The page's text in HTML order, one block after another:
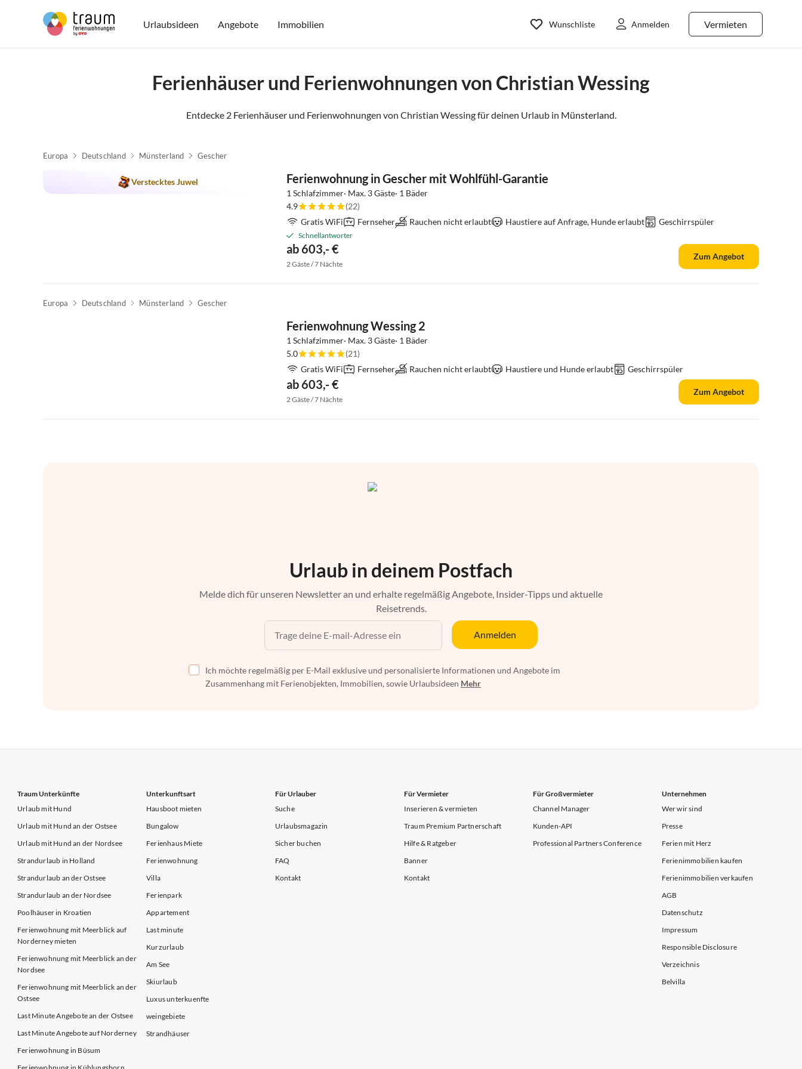
Urlaubsideen Angebote Immobilien Vermieten
Wunschliste Anmelden
Ferienhäuser und Ferienwohnungen von Christian Wessing
Entdecke 2 Ferienhäuser und Ferienwohnungen von Christian Wessing für deinen Urlaub in Münsterland.
Europa Deutschland Münsterland Gescher
Verstecktes Juwel Ferienwohnung in Gescher mit Wohlfühl-Garantie
1 Schlafzimmer· Max. 3 Gäste· 1 Bäder
4.9
(22)
Gratis WiFi
Fernseher Rauchen nicht erlaubt Haustiere auf Anfrage, Hunde erlaubt Geschirrspüler
Schnellantworter
ab 603,- €
2 Gäste / 7 Nächte
Zum Angebot
Europa Deutschland Münsterland Gescher
Ferienwohnung Wessing 2
1 Schlafzimmer· Max. 3 Gäste· 1 Bäder
5.0
(21)
Gratis WiFi
Fernseher Rauchen nicht erlaubt Haustiere und Hunde erlaubt Geschirrspüler
ab 603,- €
2 Gäste / 7 Nächte
Zum Angebot
Urlaub in deinem Postfach
Melde dich für unseren Newsletter an und erhalte regelmäßig Angebote, Insider-Tipps und aktuelle
Reisetrends.
Anmelden
Ich möchte regelmäßig per E-Mail exklusive und personalisierte Informationen und Angebote im
Zusammenhang mit Ferienobjekten, Immobilien, sowie Urlaubsideen Mehr
Traum Unterkünfte
Urlaub mit Hund
Urlaub mit Hund an der Ostsee
Urlaub mit Hund an der Nordsee
Strandurlaub in Holland
Strandurlaub an der Ostsee
Strandurlaub an der Nordsee
Poolhäuser in Kroatien
Ferienwohnung mit Meerblick auf
Norderney mieten
Ferienwohnung mit Meerblick an der
Nordsee
Ferienwohnung mit Meerblick an der
Ostsee
Last Minute Angebote an der Ostsee
Last Minute Angebote auf Norderney
Ferienwohnung in Büsum
Unterkunftsart
Hausboot mieten
Bungalow
Ferienhaus Miete
Ferienwohnung
Villa
Ferienpark
Appartement
Last minute
Kurzurlaub
Am See
Skiurlaub
Luxus unterkuenfte
weingebiete
Strandhäuser
Für Urlauber
Suche
Urlaubsmagazin
Sicher buchen
FAQ
Kontakt
Für Vermieter
Inserieren & vermieten
Traum Premium Partnerschaft
Hilfe & Ratgeber
Banner
Kontakt
Für Großvermieter
Channel Manager
Kunden-API
Professional Partners Conference
Unternehmen
Wer wir sind
Presse
Ferien mit Herz
Ferienimmobilien kaufen
Ferienimmobilien verkaufen
AGB
Datenschutz
Impressum
Responsible Disclosure
Verzeichnis
Belvilla